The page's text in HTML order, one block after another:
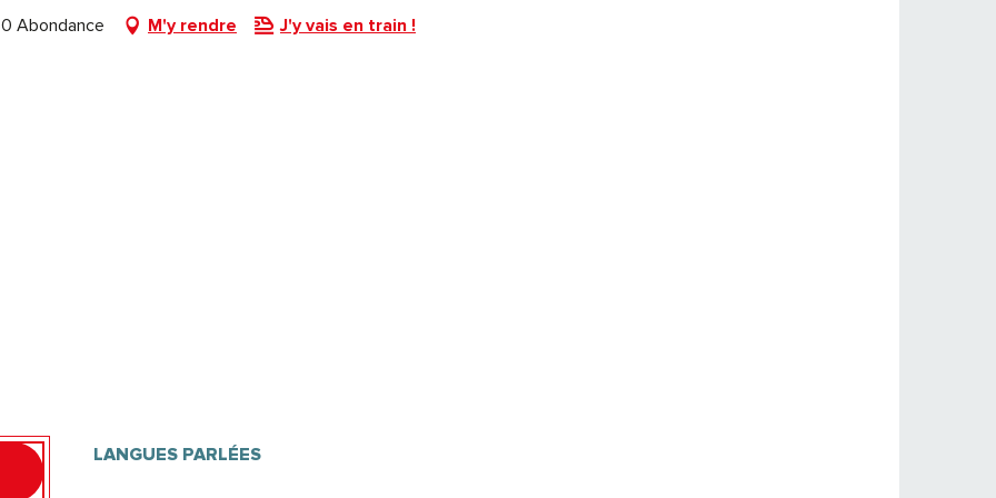
Abondance M'y rendre J'y vais en train !
LANGUES PARLÉES
LANGUES PARLÉES